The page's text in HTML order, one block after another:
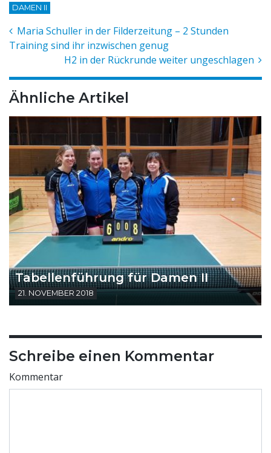
DAMEN II
Maria Schuller in der Filderzeitung – 2 Stunden
Training sind ihr inzwischen genug
H2 in der Rückrunde weiter ungeschlagen
Ähnliche Artikel
Tabellenführung für Damen II
21. NOVEMBER 2018
Schreibe einen Kommentar
Kommentar